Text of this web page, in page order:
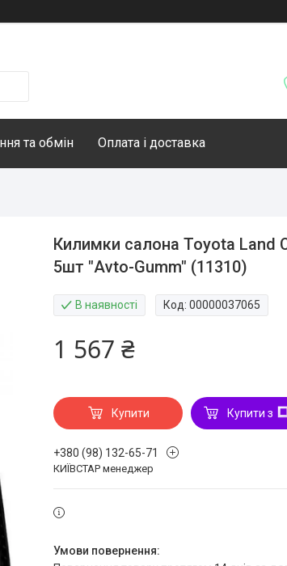
та обмін Оплата і доставка
Килимки салона Toyota Land
5шт "Avto-Gumm" (11310)
В наявності Код:00000037065
1 567 ₴
Купити Купити з
+380 (98) 132-65-71
КИЇВСТАР менеджер